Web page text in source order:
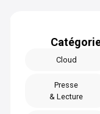
Cloud
Presse
& Lecture